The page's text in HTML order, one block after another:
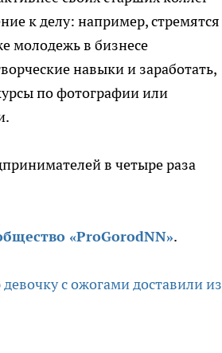
к делу: например, стремятся
молодежь в бизнесе
навыки и заработать,
по фотографии или
в четыре раза
«ProGorodNN».
с ожогами доставили из